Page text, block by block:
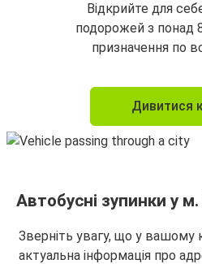
Відкрийте для
подорожей з понад
призначення по
Дивитися
Автобусні зупинки у
Зверніть увагу, що у вашому
актуальна інформація про